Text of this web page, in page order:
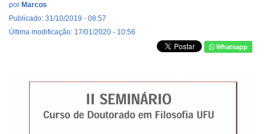
por Marcos
Publicado: 31/10/2019 - 08:57
Última modificação: 17/01/2020 - 10:56
Whatsapp